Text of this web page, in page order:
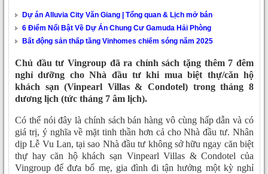
Dự án Alluvia City Văn Giang | Tổng quan & Lịch mở bán
6 Điểm Nổi Bật Về Dự Án Chung Cư Gamuda Hải Phòng
Bất động sản thấp tầng Vinhomes chiếm sóng năm 2025
Chủ đầu tư Vingroup đã ra chính sách tặng thêm 7 đêm
nghỉ dưỡng cho Nhà đầu tư khi mua biệt thự/căn hộ
khách sạn (Vinpearl Villas & Condotel) trong tháng 8
dương lịch (tức tháng 7 âm lịch).
Có thể nói đây là chính sách bán hàng vô cùng hấp dẫn và có
giá trị, ý nghĩa về mặt tinh thần hơn cả cho Nhà đầu tư. Nhân
dịp Lễ Vu Lan, tại sao Nhà đầu tư không sở hữu ngay căn biệt
thự hay căn hộ khách sạn Vinpearl Villas & Condotel của
Vingroup để đưa bố mẹ, gia đình đi tận hưởng một kỳ nghỉ